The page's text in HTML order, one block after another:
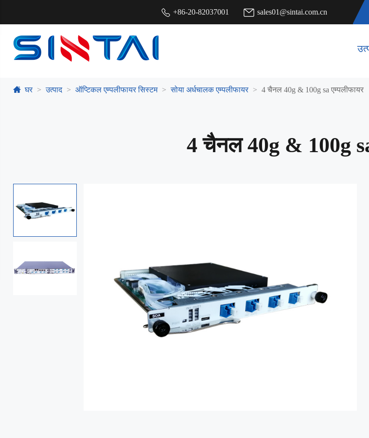
+86-20-82037001 sales01@sintai.com.cn
घर उत्पाद ऑप्टिकल एम्पलीफायर सिस्टम सोया अर्धचालक एम्पलीफायर 4 चैनल 40g & 100g sa एम्पलीफायर
4 चैनल 40g & 100g